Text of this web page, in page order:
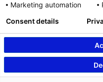
Innhold beskyttet av © Uloba
Marketing automation
Consent details